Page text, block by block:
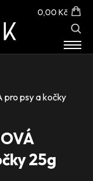
0,00 Kč
KONTAKT
pro psy a kočky
25g